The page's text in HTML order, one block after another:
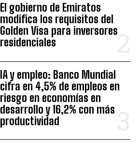
El gobierno de Emiratos
modifica los requisitos del
Golden Visa para inversores
residenciales
IA y empleo: Banco Mundial
cifra en 4,5% de empleos en
riesgo en economías en
desarrollo y 16,2% con más
productividad